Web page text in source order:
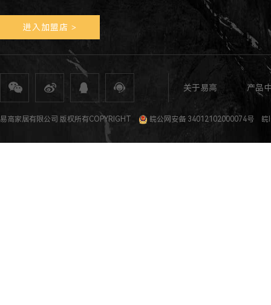
进入加盟店 >
关于易高 产品
全屋定制 定制家具 整体家居 衣柜定制 橱柜定制 全屋定制加盟 全屋整装 全屋定制
易高家居有限公司 版权所有COPYRIGHT 皖公网安备 34012102000074号 皖